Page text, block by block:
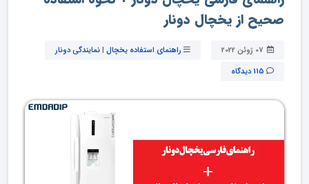
صحیح از یخچال دونار
راهنمای استفاده یخچال |نمایندگی دونار
115 دیدگاه